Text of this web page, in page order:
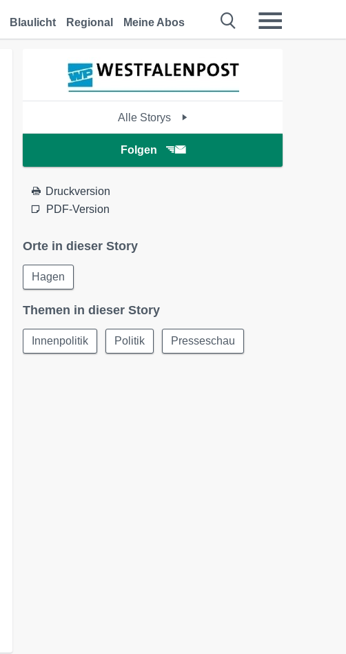
Blaulicht Regional Meine Abos
Alle Storys
Folgen
Druckversion
PDF-Version
Orte in dieser Story
Hagen
Themen in dieser Story
Innenpolitik Politik Presseschau